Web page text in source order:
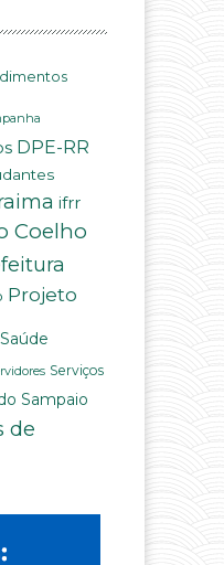
DPE-RR
ifrr
Coelho
Projeto
Saúde
Serviços
Sampaio
de